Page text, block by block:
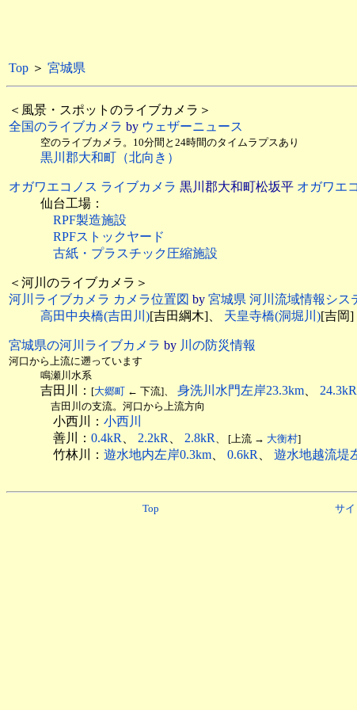
Top ＞ 宮城県
＜風景・スポットのライブカメラ＞
全国のライブカメラ by ウェザーニュース
空のライブカメラ。10分間と24時間のタイムラプスあり
黒川郡大和町（北向き）
オガワエコノス ライブカメラ 黒川郡大和町松坂平 オガワエ
仙台工場：
RPF製造施設
RPFストックヤード
古紙・プラスチック圧縮施設
＜河川のライブカメラ＞
河川ライブカメラ カメラ位置図 by 宮城県 河川流域情報シス
高田中央橋(吉田川)[吉田綱木]、 天皇寺橋(洞堀川)[吉岡]
宮城県の河川ライブカメラ by 川の防災情報
河口から上流に遡っています
鳴瀬川水系
吉田川： [大郷町 ← 下流]、 身洗川水門左岸23.3km、 24.3kR
吉田川の支流。河口から上流方向
小西川： 小西川
善川： 0.4kR、 2.2kR、 2.8kR、 [上流 → 大衡村]
竹林川： 遊水地内左岸0.3km、 0.6kR、 遊水地越流堤
Top サ